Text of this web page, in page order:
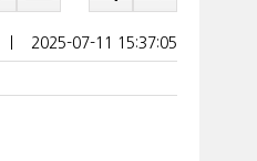
2025-07-11 15:37:05